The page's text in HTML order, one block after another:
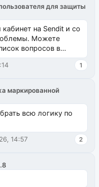
для защиты
на Sendit и со
Можете
вопросов в
пока пуст, и,...
1
маркированной
всю логику по
14:57 2